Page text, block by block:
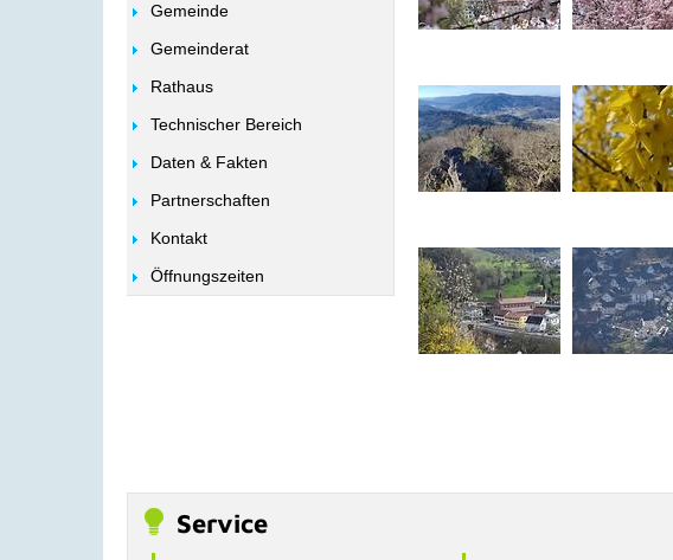
Gemeinde
Gemeinderat
Rathaus
Technischer Bereich
Daten & Fakten
Partnerschaften
Kontakt
Öffnungszeiten
Service